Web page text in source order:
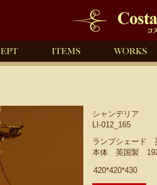
シャンデリア
LI-012_165
ランプシェー
本体 英国製
420*420*430